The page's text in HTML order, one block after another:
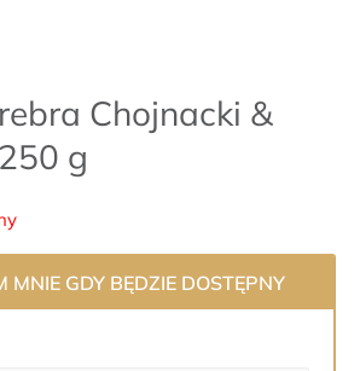
Chojnacki &
g
MNIE GDY BĘDZIE DOSTĘPNY